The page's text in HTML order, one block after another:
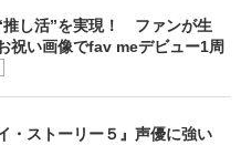
推し活”を実現！ ファンが生
祝い画像でfav meデビュー1周
・ストーリー５』声優に強い